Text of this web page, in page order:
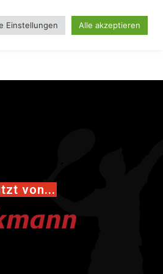
von...
Einstellungen Alle akzeptieren